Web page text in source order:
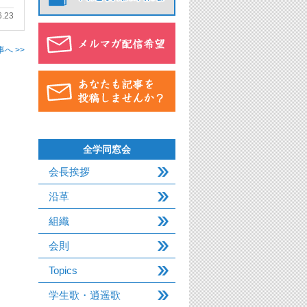
へ >>
全学同窓会
会長挨拶
沿革
組織
会則
Topics
学生歌・逍遥歌